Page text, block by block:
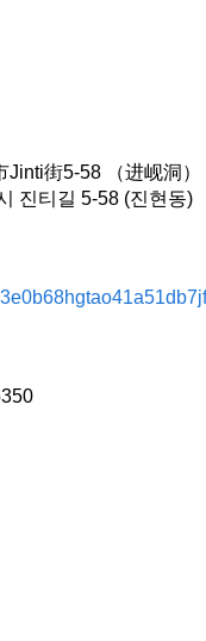
Jinti街5-58 （进岘洞）
진티길 5-58 (진현동)